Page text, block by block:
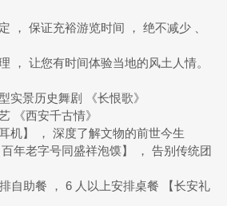
， 保证充裕游览时间 ， 绝不减少 、
， 让您有时间体验当地的风土人情。
景历史舞剧 《长恨歌》
《西安千古情》
机】 ， 深度了解文物的前世今生
年老字号同盛祥泡馍】 ， 告别传统团
自助餐 ， 6 人以上安排桌餐 【长安礼